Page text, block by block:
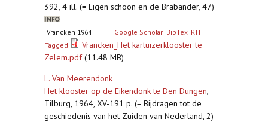
392, 4 ill. (= Eigen schoon en de Brabander, 47)
[Vrancken 1964] Google Scholar BibTex RTF
Tagged
Vrancken_Het kartuizerklooster te
Zelem.pdf(11.48 MB)
L. Van Meerendonk
Het klooster op de Eikendonk te Den Dungen,
Tilburg, 1964, XV-191 p. (= Bijdragen tot de
geschiedenis van het Zuiden van Nederland, 2)